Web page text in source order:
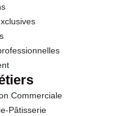
Commerciale
Pâtisserie